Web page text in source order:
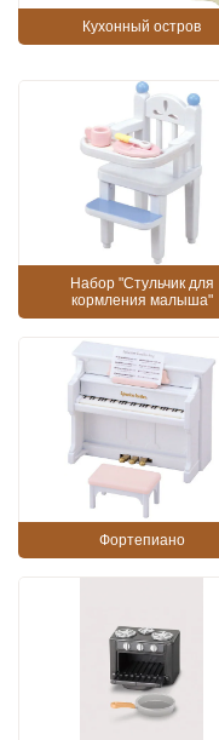
Кухонный остров
Набор "Стульчик для
кормления малыша"
Фортепиано